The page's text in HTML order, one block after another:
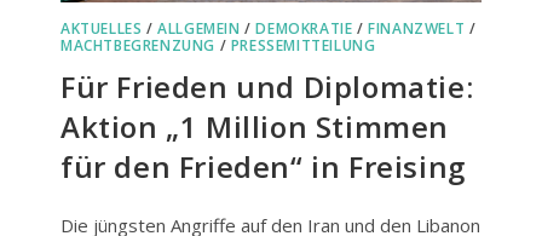
AKTUELLES /ALLGEMEIN /DEMOKRATIE /FINANZWELT /
MACHTBEGRENZUNG / PRESSEMITTEILUNG
Für Frieden und Diplomatie:
Aktion „1 Million Stimmen
für den Frieden“ in Freising
Die jüngsten Angriffe auf den Iran und den Libanon